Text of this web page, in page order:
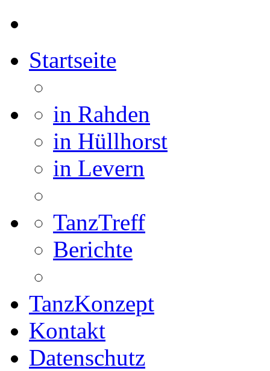
Startseite
in Rahden
in Hüllhorst
in Levern
TanzTreff
Berichte
TanzKonzept
Kontakt
Datenschutz